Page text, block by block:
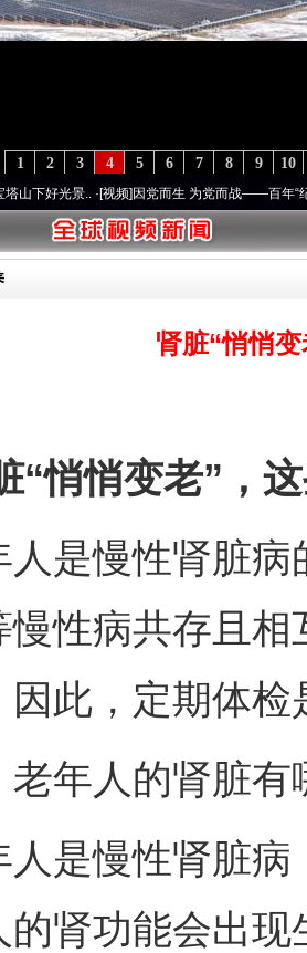
10
9
8
7
6
5
4
3
2
1
景..·[视频]因党而生 为党而战——百年“纪”事⑧加强
肾脏“悄悄
悄变老”，这
慢性肾脏病
慢性病共存且
因此，定期体
人的肾脏有
慢性肾脏病
的肾功能会出